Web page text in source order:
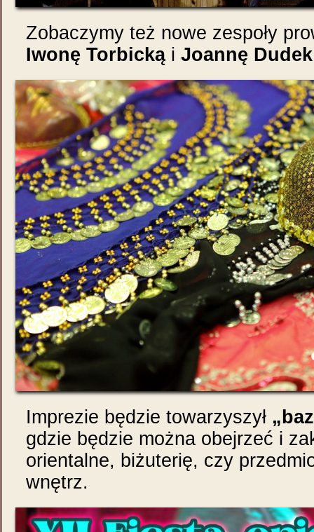
Zobaczymy też nowe zespoły
Iwonę Torbickąi Joannę Dudek
Imprezie będzie towarzyszył
gdzie będzie można obejrzeć i
orientalne, biżuterię, czy
wnętrz.